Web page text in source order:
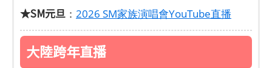
★SM元旦 ： 2026 SM家族演唱會YouTube直播
大陸跨年直播